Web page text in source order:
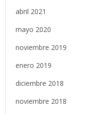
abril 2021
mayo 2020
noviembre 2019
enero 2019
diciembre 2018
noviembre 2018